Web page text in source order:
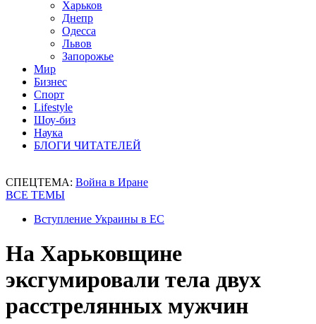
Харьков
Днепр
Одесса
Львов
Запорожье
Мир
Бизнес
Спорт
Lifestyle
Шоу-биз
Наука
БЛОГИ ЧИТАТЕЛЕЙ
СПЕЦТЕМА: Война в Иране
ВСЕ ТЕМЫ
Вступление Украины в ЕС
На Харьковщине
эксгумировали тела двух
расстрелянных мужчин